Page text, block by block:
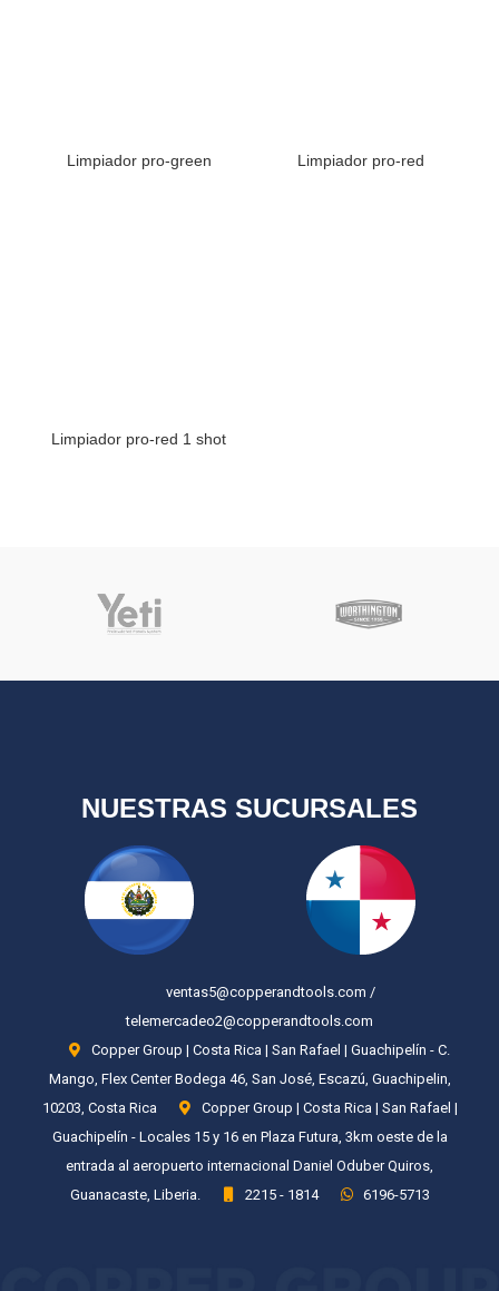
Limpiador pro-green Limpiador pro-red
Limpiador pro-red 1 shot
NUESTRAS SUCURSALES
ventas5@copperandtools.com /
telemercadeo2@copperandtools.com
Copper Group | Costa Rica | San Rafael | Guachipelín - C.
Mango, Flex Center Bodega 46, San José, Escazú, Guachipelin,
10203, Costa Rica
Copper Group | Costa Rica | San Rafael |
Guachipelín - Locales 15 y 16 en Plaza Futura, 3km oeste de la
entrada al aeropuerto internacional Daniel Oduber Quiros,
Guanacaste, Liberia.
2215 - 1814 6196-5713